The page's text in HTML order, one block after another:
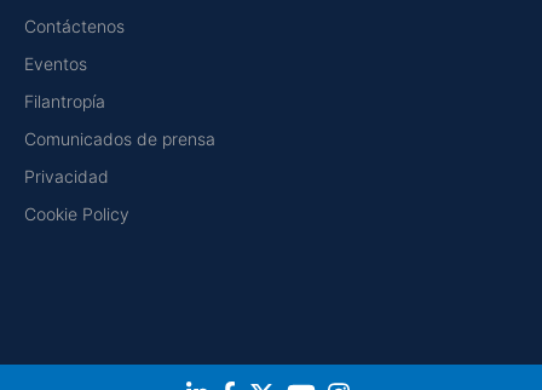
Contáctenos
Eventos
Filantropía
Comunicados de prensa
Privacidad
Cookie Policy